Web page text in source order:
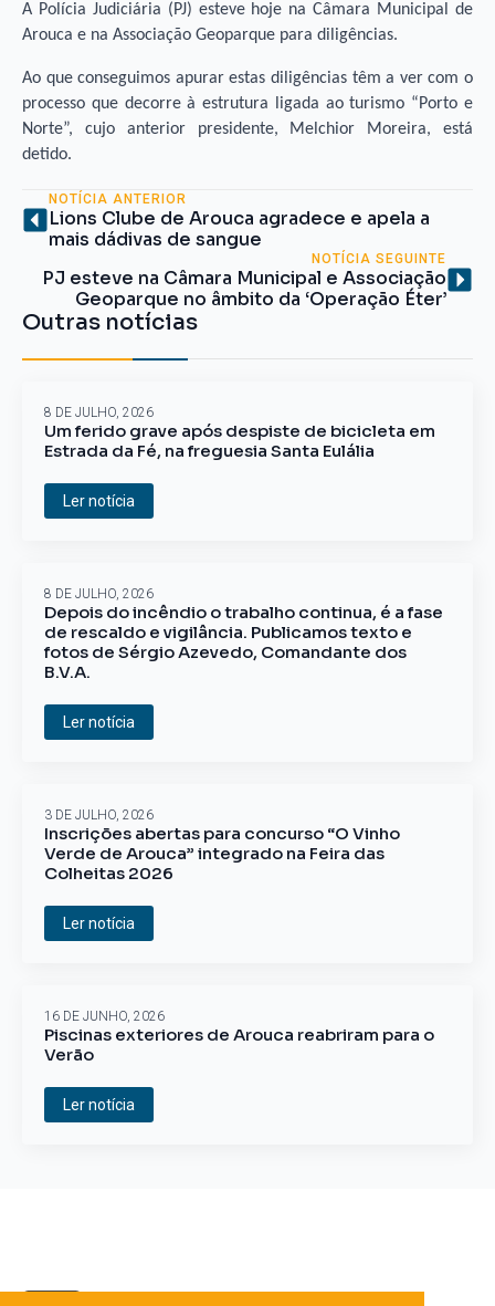
A Polícia Judiciária (PJ) esteve hoje na Câmara Municipal de
Arouca e na Associação Geoparque para diligências.
Ao que conseguimos apurar estas diligências têm a ver com o
processo que decorre à estrutura ligada ao turismo “Porto e
Norte”, cujo anterior presidente, Melchior Moreira, está
detido.
NOTÍCIA ANTERIOR
Lions Clube de Arouca agradece e apela a
mais dádivas de sangue
NOTÍCIA SEGUINTE
PJ esteve na Câmara Municipal e Associação
Geoparque no âmbito da ‘Operação Éter’
Outras notícias
Um ferido grave após despiste de bicicleta em
Estrada da Fé, na freguesia Santa Eulália
8 DE JULHO, 2026
Ler notícia
Depois do incêndio o trabalho continua, é a fase
de rescaldo e vigilância. Publicamos texto e
fotos de Sérgio Azevedo, Comandante dos
B.V.A.
8 DE JULHO, 2026
Ler notícia
Inscrições abertas para concurso “O Vinho
Verde de Arouca” integrado na Feira das
Colheitas 2026
3 DE JULHO, 2026
Ler notícia
Piscinas exteriores de Arouca reabriram para o
Verão
16 DE JUNHO, 2026
Ler notícia